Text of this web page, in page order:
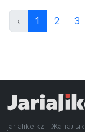
‹ 1 2 3
jarialike.kz - Жаңалық